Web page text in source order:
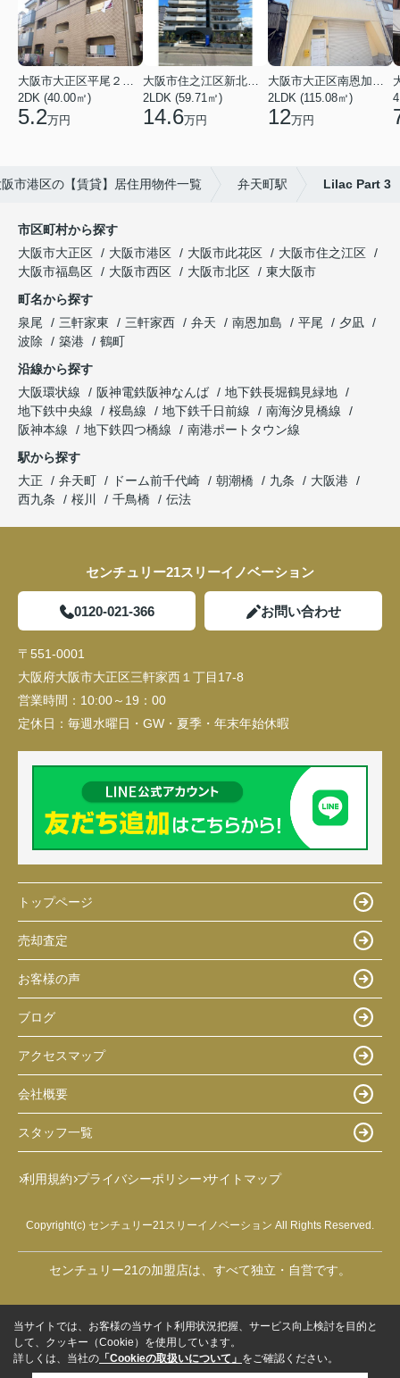
2DK (40.00㎡)
5.2万円
2LDK (59.71㎡)
14.6万円
2LDK (115.08㎡)
12万円
市港区の【賃貸】居住用物件一覧 弁天町駅 Lilac Part 3
市区町村から探す
大阪市大正区
大阪市港区 大阪市此花区
大阪市住之江区
大阪市福島区
大阪市西区 大阪市北区
東大阪市
町名から探す
泉尾
三軒家東 三軒家西 弁天 南恩加島 平尾
夕凪
波除
築港
鶴町
沿線から探す
大阪環状線
阪神電鉄阪神なんば
地下鉄長堀鶴見緑地
地下鉄中央線
桜島線 地下鉄千日前線
南海汐見橋線
阪神本線
地下鉄四つ橋線
南港ポートタウン線
駅から探す
大正
弁天町 ドーム前千代崎 朝潮橋 九条
大阪港
西九条
桜川 千鳥橋 伝法
センチュリー21スリーイノベーション
0120-021-366 お問い合わせ
〒551-0001
大阪府大阪市大正区三軒家西１丁目17-8
営業時間： 10:00～19：00
定休日： 毎週水曜日・GW・夏季・年末年始休暇
トップページ
売却査定
お客様の声
ブログ
アクセスマップ
会社概要
スタッフ一覧
利用規約 プライバシーポリシー サイトマップ
Copyright(c) センチュリー21スリーイノベーション All Rights Reserved.
センチュリー21の加盟店は、すべて独立・自営です。
当サイトでは、お客様の当サイト利用状況把握、サービス向上検討を目的と
して、クッキー（Cookie）を使用しています。
詳しくは、当社の 「Cookieの取扱いについて」 をご確認ください。